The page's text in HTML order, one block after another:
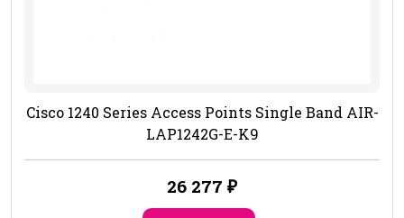
Cisco 1240 Series Access Points Single Band AIR-
LAP1242G-E-K9
26 277 ₽